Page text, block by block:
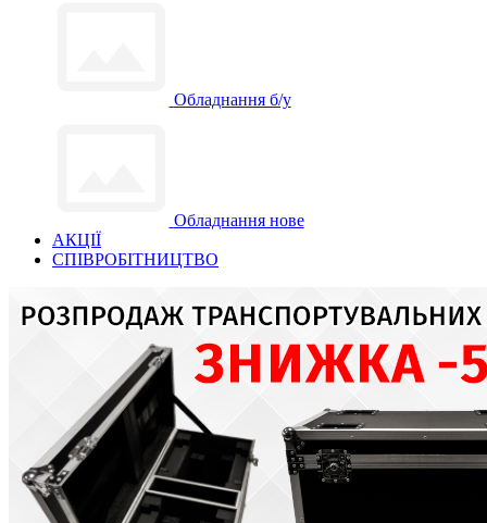
Обладнання б/у
Обладнання нове
АКЦІЇ
СПІВРОБІТНИЦТВО